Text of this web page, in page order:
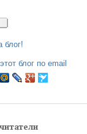
блог!
блог по email